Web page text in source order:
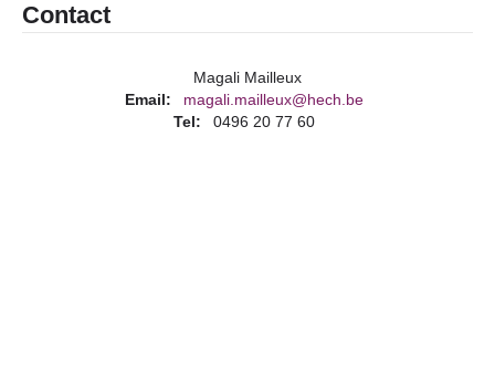
Contact
Magali Mailleux
Email
magali.mailleux@hech.be
Tel
0496 20 77 60